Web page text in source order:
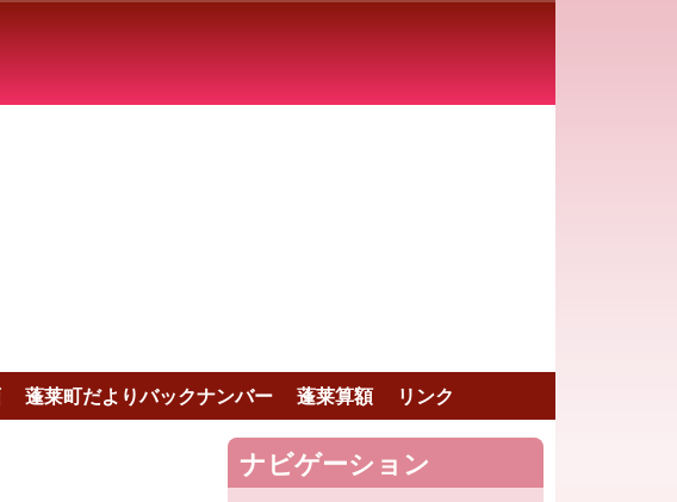
蓬莱町だよりバックナンバー 蓬莱算額 リンク
ナビゲーション